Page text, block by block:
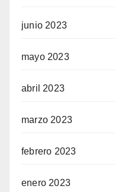
junio 2023
mayo 2023
abril 2023
marzo 2023
febrero 2023
enero 2023